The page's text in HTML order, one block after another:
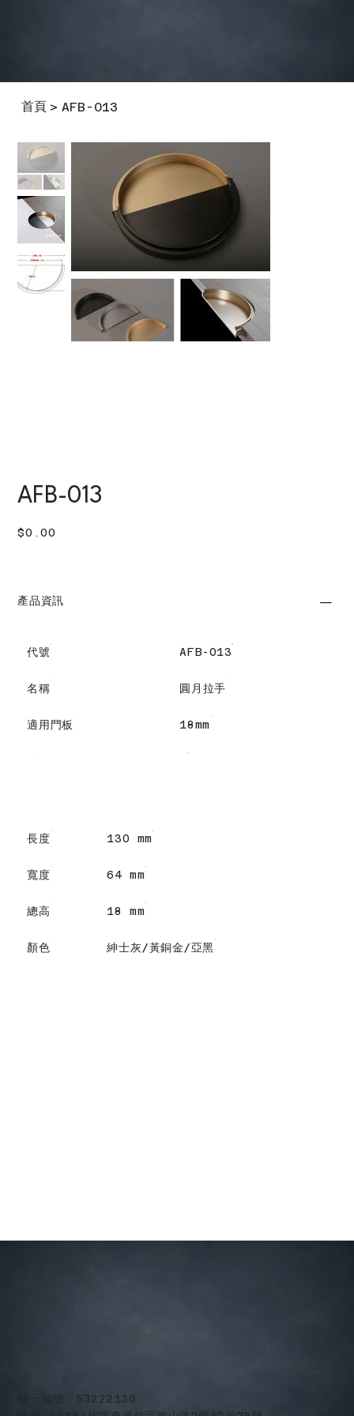
首頁 > AFB-013
AFB-013
價
格
$0.00
產品資訊
代號 AFB-013
名稱 圓月拉手
適用門板 18mm
長度 130 mm
寬度 64 mm
總高 18 mm
顏色 紳士灰/黃銅金/亞黑
​統一編號：53222136